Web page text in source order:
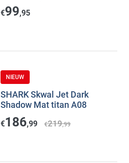
€99,95
NIEUW
SHARK Skwal Jet Dark
Shadow Mat titan A08
€186,99 €219,99